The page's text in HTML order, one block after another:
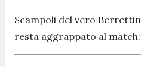
Scampoli del vero
resta aggrappato al